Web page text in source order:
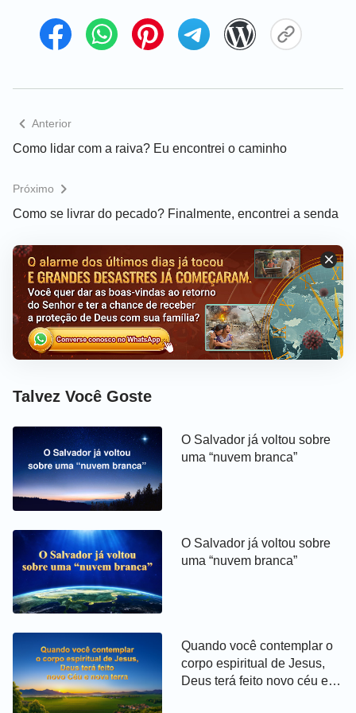
para aqueles de nós que ainda não tinham um
fundamento sólido na Bíblia e cuja estatura ainda
não ouvíssemos, lêssemos ou investigássemos
nenhum sermão pregado por alguém de outra
qualquer custo, incluindo o Relâmpago do Oriente,
e ele nos relatou alguma publicidade negativa que
estava circulando sobre o Relâmpago do Oriente.
Quando os membros do meu grupo ouviram isso,
todos eles disseram que evitariam aquela igreja. O
pastor pregava muitas vezes que, contanto que
lêssemos a Bíblia com frequência, participássemos
espirituais regularmente, confessássemos nossos
pecados e nos arrependêssemos diante do Senhor
todos os dias e permanecêssemos alertas a cada
momento, então, quando o Senhor viesse, nós
seríamos arrebatados para o reino celestial. Eu
acreditava firmemente naquilo que ele dizia, não
ousava ouvir casualmente sermões pregados em
outras igrejas e agia exatamente de acordo com as
instruções do pastor. Assim, sentia que já tinha
garantido uma posição entre aqueles que
Certo dia em agosto de 2017, de repente, o irmão
Hu da nossa igreja veio me visitar na escola e me
Anterior
Como lidar com a raiva? Eu encontrei o caminho
Próximo
Como se livrar do pecado? Finalmente, encontrei a senda
Talvez Você Goste
O Salvador já voltou sobre
uma “nuvem branca”
O Salvador já voltou sobre
uma “nuvem branca”
Quando você contemplar o
corpo espiritual de Jesus,
Deus terá feito novo céu e